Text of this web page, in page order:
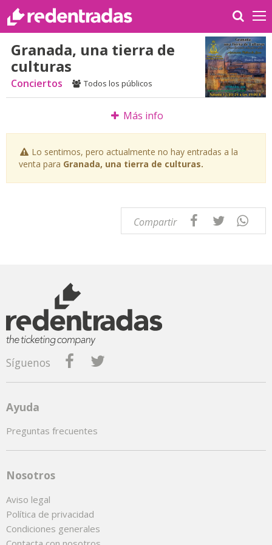
Granada, una tierra de
culturas
Conciertos Todos los públicos
Más info
Lo sentimos, pero actualmente no hay entradas a la
venta para Granada, una tierra de culturas.
Compartir
Síguenos
Ayuda
Preguntas frecuentes
Nosotros
Aviso legal
Política de privacidad
Condiciones generales